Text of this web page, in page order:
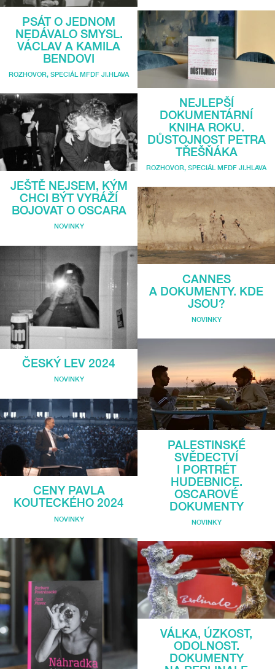
PSÁT O JEDNOM
NEDÁVALO SMYSL.
VÁCLAV A KAMILA
BENDOVI
ROZHOVOR, SPECIÁL MFDF JI.HLAVA
JEŠTĚ NEJSEM, KÝM
CHCI BÝT VYRÁŽÍ
BOJOVAT O OSCARA
NOVINKY
ČESKÝ LEV 2024
NOVINKY
CENY PAVLA
KOUTECKÉHO 2024
NOVINKY
NEJLEPŠÍ
DOKUMENTÁRNÍ
KNIHA ROKU.
DŮSTOJNOST PETRA
TŘEŠŇÁKA
ROZHOVOR SPECIÁL MFDF JI.HLAVA
CANNES
A DOKUMENTY. KDE
JSOU?
NOVINKY
PALESTINSKÉ
SVĚDECTVÍ
I PORTRÉT
HUDEBNICE.
OSCAROVÉ
DOKUMENTY
NOVINKY
VÁLKA, ÚZKOST,
ODOLNOST.
DOKUMENTY